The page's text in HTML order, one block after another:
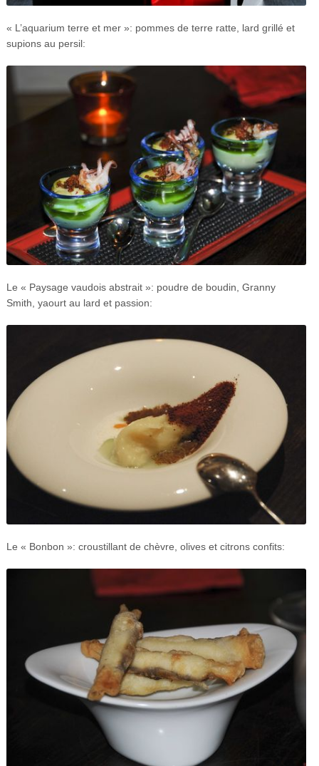
« L’aquarium terre et mer »: pommes de terre ratte, lard grillé et
supions au persil:
Le « Paysage vaudois abstrait »: poudre de boudin, Granny
Smith, yaourt au lard et passion:
Le « Bonbon »: croustillant de chèvre, olives et citrons confits: